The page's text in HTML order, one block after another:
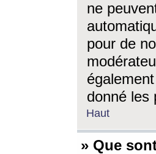
ne
pour de
donné les
Haut
» Que